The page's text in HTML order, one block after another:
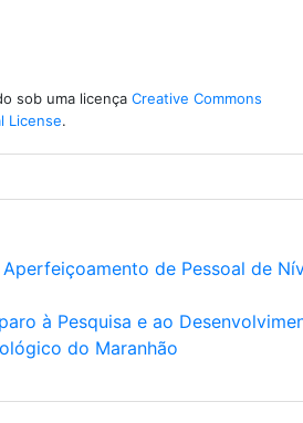
sob uma licença Creative Commons
License.
de Pessoal de
à Pesquisa e ao
do Maranhão